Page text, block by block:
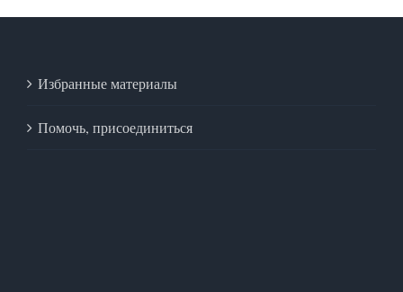
Избранные материалы
Помочь, присоединиться